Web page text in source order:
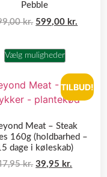
Pebble
kr. 599,00 kr.
Vælg muligheder
TILBUD!
Meat – Steak
160g (holdbarhed –
dage i køleskab)
kr. 39,95 kr.